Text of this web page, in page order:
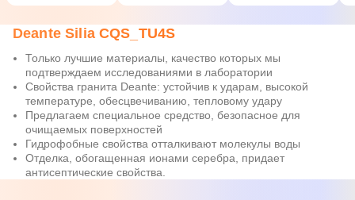
Deante Silia CQS_TU4S
Только лучшие материалы, качество которых мы
подтверждаем исследованиями в лаборатории
Свойства гранита Deante: устойчив к ударам, высокой
температуре, обесцвечиванию, тепловому удару
Предлагаем специальное средство, безопасное для
очищаемых поверхностей
Гидрофобные свойства отталкивают молекулы воды
Отделка, обогащенная ионами серебра, придает
антисептические свойства.